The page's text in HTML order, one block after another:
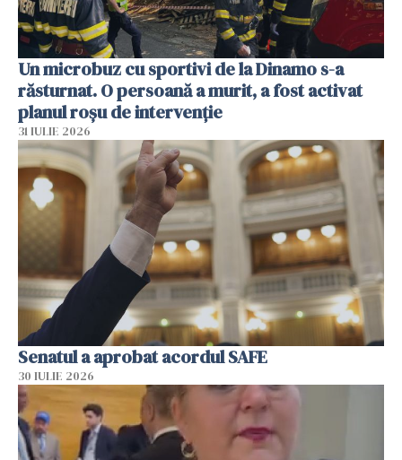
Un microbuz cu sportivi de la Dinamo s-a
răsturnat. O persoană a murit, a fost activat
planul roșu de intervenție
31 IULIE 2026
Senatul a aprobat acordul SAFE
30 IULIE 2026